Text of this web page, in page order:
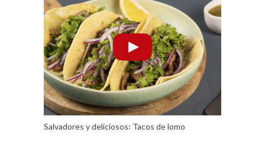
Salvadores y deliciosos: Tacos de lomo